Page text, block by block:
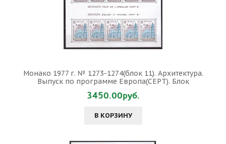
Монако 1977 г. № 1273-1274(блок 11). Архитектура.
Выпуск по программе Европа(СЕРТ). Блок
3450.00руб.
В КОРЗИНУ